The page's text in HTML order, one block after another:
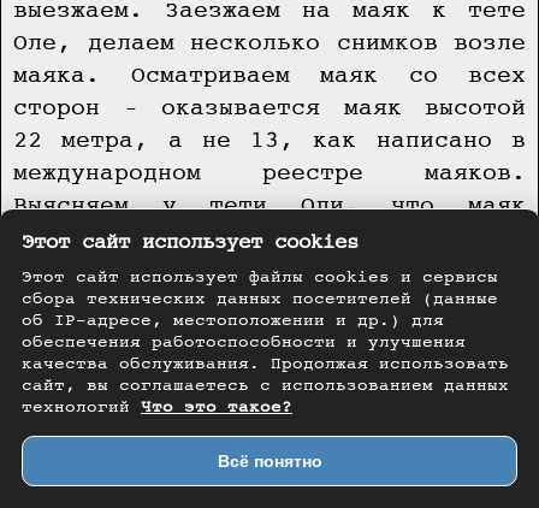
выезжаем. Заезжаем на маяк к тете
Оле, делаем несколько снимков возле
маяка. Осматриваем маяк со всех
сторон – оказывается маяк высотой
22 метра, а не 13, как написано в
международном реестре маяков.
Выясняем у тети Оли, что маяк
работает на аккумуляторах, раз в
месяц аккумуляторы меняются.
На обратную дорогу ушло времени
меньше, около 3-х часов. По пути
кипели три раза, и во время
последние кадры экспедиции на
видеокамеру. Приехав в Приморск,
Этот сайт использует cookies
Этот сайт использует файлы cookies и сервисы
сбора технических данных посетителей (данные
об IP-адресе, местоположении и др.) для
обеспечения работоспособности и улучшения
качества обслуживания. Продолжая использовать
сайт, вы соглашаетесь с использованием данных
технологий Что это такое?
Всё понятно